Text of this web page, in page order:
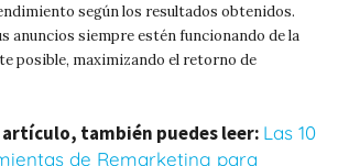
según los resultados obtenidos.
anuncios siempre estén funcionando de la
posible, maximizando el retorno de
también puedes leer: Las 10
de Remarketing para